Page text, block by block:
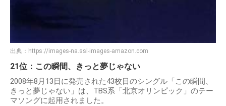
出典： https://images-na.ssl-images-amazon.com
21位：この瞬間、きっと夢じゃない
2008年8月13日に発売された43枚目のシングル「この瞬間、
きっと夢じゃない」は、TBS系「北京オリンピック」のテー
マソングに起用されました。